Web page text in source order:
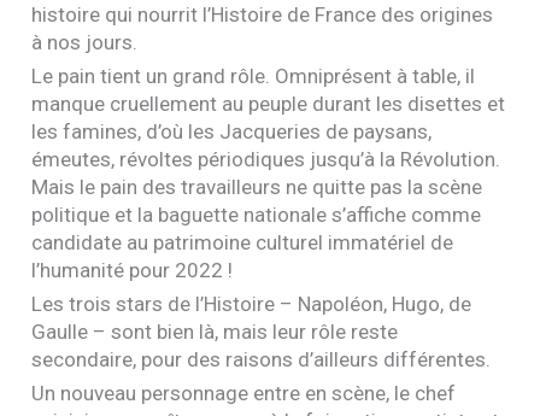
histoire qui nourrit l’Histoire de France des origines
à nos jours.
Le pain tient un grand rôle. Omniprésent à table, il
manque cruellement au peuple durant les disettes et
les famines, d’où les Jacqueries de paysans,
émeutes, révoltes périodiques jusqu’à la Révolution.
Mais le pain des travailleurs ne quitte pas la scène
politique et la baguette nationale s’affiche comme
candidate au patrimoine culturel immatériel de
l’humanité pour 2022 !
Les trois stars de l’Histoire – Napoléon, Hugo, de
Gaulle – sont bien là, mais leur rôle reste
secondaire, pour des raisons d’ailleurs différentes.
Un nouveau personnage entre en scène, le chef